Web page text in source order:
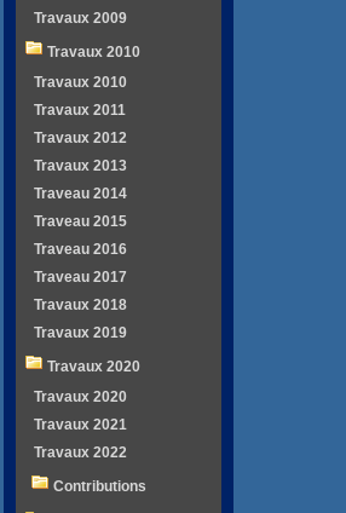
Travaux 2009
Travaux 2010
Travaux 2010
Travaux 2011
Travaux 2012
Travaux 2013
Traveau 2014
Traveau 2015
Traveau 2016
Traveau 2017
Travaux 2018
Travaux 2019
Travaux 2020
Travaux 2020
Travaux 2021
Travaux 2022
Contributions